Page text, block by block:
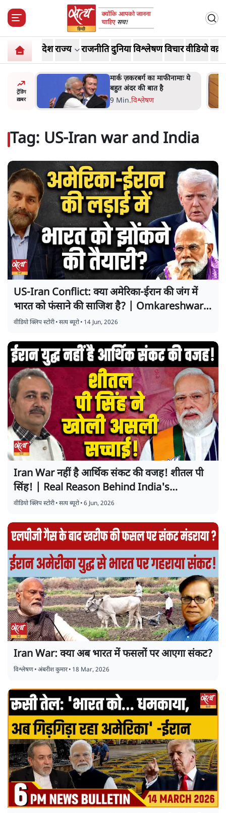
देशराज्य राजनीतिदुनियाविश्लेषणविचारवीडियो
ट्रेंडिंग
ख़बर
भागवत
मार्क ज़करबर्ग का माफीनामाः ये
बहुत अंदर की बात है
9 Min.विश्लेषण
Tag: US-Iran war and India
US-Iran Conflict: क्या अमेरिका-ईरान की जंग में
भारत को फंसाने की साजिश है? | Omkareshwar
Pandey
वीडियो क्लिप स्टोरी•सत्य ब्यूरो• 14 Jun, 2026
Iran War नहीं है आर्थिक संकट की वजह! शीतल पी
सिंह! | Real Reason Behind India's
Economic Crisis
वीडियो क्लिप स्टोरी•सत्य ब्यूरो•6 Jun, 2026
Iran War: क्या अब भारत में फसलों पर आएगा संकट?
विश्लेषण•अंबरीश कुमार• 18 Mar, 2026